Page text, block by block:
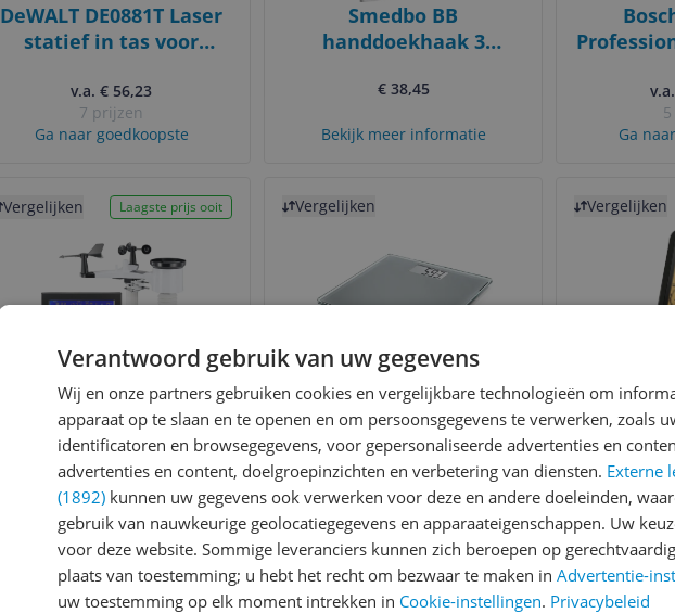
DeWALT DE0881T Laser
statief in tas voor
/ DW088 / DW089
v.a. € 56,23
7 prijzen
Ga naar goedkoopste
Smedbo BB
handdoekhaak 3
zelfklevend RVS
€ 38,45
Bekijk meer informatie
Laser
Ga
Vergelijken Laagste prijs ooit
Rosenborg WS2350
Professioneel
Weerstation
€ 134,95
Bekijk meer informatie
Vergelijken
Soehnle Sense Compact
300 Digital Bathroom
Scale - Silver
v.a. € 15,99
6 prijzen
Ga naar goedkoopste
Vergelijken
-
v.a. €
Ga
Gecontroleerde reviews Betrouwbare
Verantwoord gebruik van uw gegevens
Wij en onze partners gebruiken cookies en vergelijkbare technologieën om
apparaat op te slaan en te openen en om persoonsgegevens te verwerken, zoals
identificatoren en browsegegevens, voor gepersonaliseerde advertenties en
advertenties en content, doelgroepinzichten en verbetering van diensten. Externe
(1892) kunnen uw gegevens ook verwerken voor deze en andere doeleinden,
gebruik van nauwkeurige geolocatiegegevens en apparaateigenschappen. Uw
voor deze website. Sommige leveranciers kunnen zich beroepen op
plaats van toestemming; u hebt het recht om bezwaar te maken in Advertentie-
uw toestemming op elk moment intrekken in Cookie-instellingen. Privacybeleid